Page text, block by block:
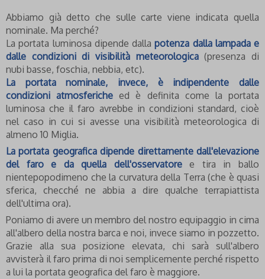
Abbiamo già detto che sulle carte viene indicata quella
nominale. Ma perché?
La portata luminosa dipende dallapotenza dalla lampada e
dalle condizioni di visibilità meteorologica(presenza di
nubi basse, foschia, nebbia, etc).
La portata nominale, invece, è indipendente dalle
condizioni atmosferiche ed è definita come la portata
luminosa che il faro avrebbe in condizioni standard, cioè
nel caso in cui si avesse una visibilità meteorologica di
almeno 10 Miglia.
La portata geografica dipende direttamente dall'elevazione
del faro e da quella dell'osservatoree tira in ballo
nientepopodimeno che la curvatura della Terra (che è quasi
sferica, checché ne abbia a dire qualche terrapiattista
dell'ultima ora).
Poniamo di avere un membro del nostro equipaggio in cima
all'albero della nostra barca e noi, invece siamo in pozzetto.
Grazie alla sua posizione elevata, chi sarà sull'albero
avvisterà il faro prima di noi semplicemente perché rispetto
a lui la portata geografica del faro è maggiore.